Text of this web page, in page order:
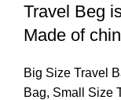
Travel Beg
Made of
Big Size Travel
Bag, Small Size